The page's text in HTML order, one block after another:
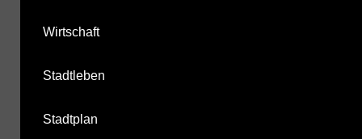
Wirtschaft
Stadtleben
Stadtplan